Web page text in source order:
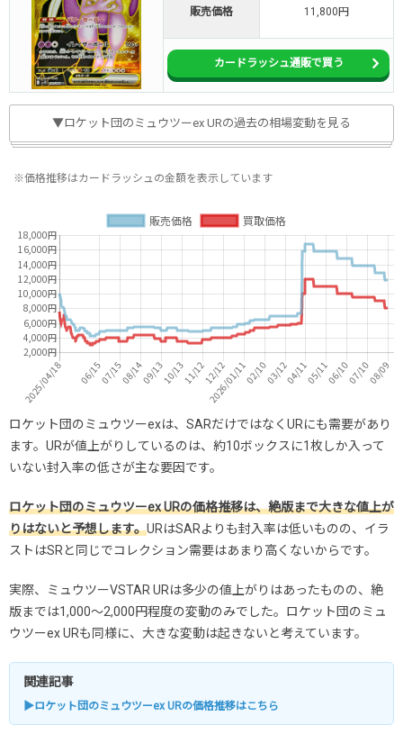
販売価格 11,800円
カードラッシュ通販で買う
▼ロケット団のミュウツーex URの過去の相場変動を見る
※価格推移はカードラッシュの金額を表示しています
ロケット団のミュウツーexは、SARだけではなくURにも需要があり
ます。URが値上がりしているのは、約10ボックスに1枚しか入って
いない封入率の低さが主な要因です。
ロケット団のミュウツーex URの価格推移は、絶版まで大きな値上が
りはないと予想します。URはSARよりも封入率は低いものの、イラ
ストはSRと同じでコレクション需要はあまり高くないからです。
実際、ミュウツーVSTAR URは多少の値上がりはあったものの、絶
版までは1,000～2,000円程度の変動のみでした。ロケット団のミュ
ウツーex URも同様に、大きな変動は起きないと考えています。
関連記事
▶ロケット団のミュウツーex URの価格推移はこちら